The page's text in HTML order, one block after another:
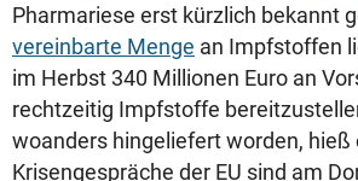
Pharmariese erst kürzlich bekannt
vereinbarte Menge an Impfstoffen
im Herbst 340 Millionen Euro an
rechtzeitig Impfstoffe
woanders hingeliefert worden, hieß
Krisengespräche der EU sind am